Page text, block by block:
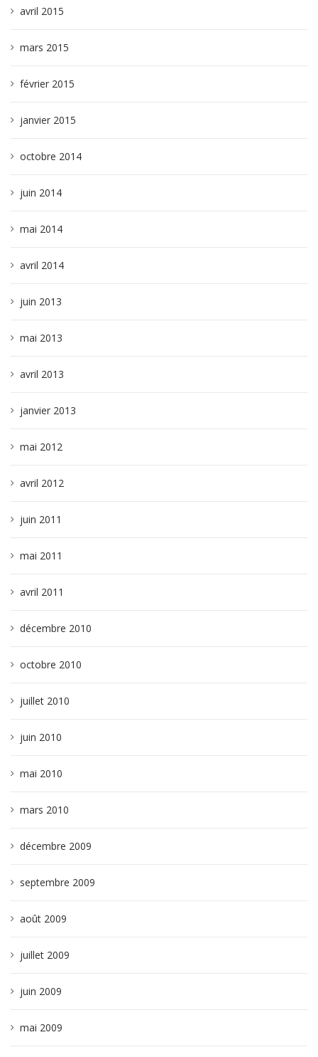
avril 2015
mars 2015
février 2015
janvier 2015
octobre 2014
juin 2014
mai 2014
avril 2014
juin 2013
mai 2013
avril 2013
janvier 2013
mai 2012
avril 2012
juin 2011
mai 2011
avril 2011
décembre 2010
octobre 2010
juillet 2010
juin 2010
mai 2010
mars 2010
décembre 2009
septembre 2009
août 2009
juillet 2009
juin 2009
mai 2009